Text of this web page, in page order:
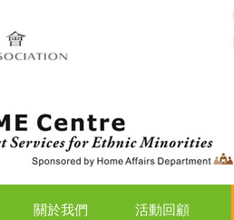
關於我們 活動回顧